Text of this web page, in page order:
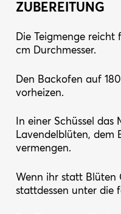
ZUBEREITUNG
Die Teigmenge
cm Durchmesser.
Den Backofen auf
vorheizen.
In einer Schüssel
Lavendelblüten, dem
vermengen.
Wenn ihr statt Blüten
stattdessen unter die